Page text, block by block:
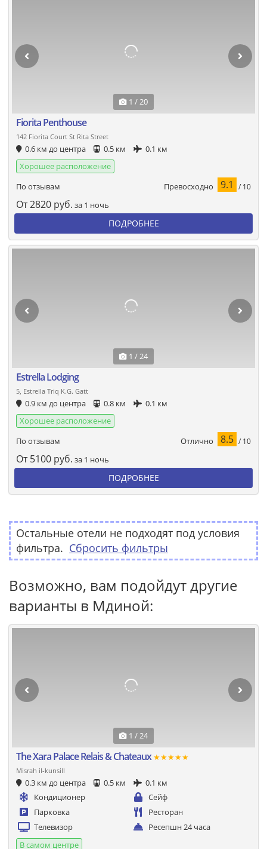
1 / 20
Fiorita Penthouse
142 Fiorita Court St Rita Street
0.6 км до центра 0.5 км
0.1 км
Хорошее расположение
По отзывам
Превосходно 9.1 / 10
От2820 руб. за 1 ночь
ПОДРОБНЕЕ
1 / 24
Estrella Lodging
5, Estrella Triq K.G. Gatt
0.9 км до центра 0.8 км
0.1 км
Хорошее расположение
По отзывам
Отлично 8.5 / 10
От 5100 руб. за 1 ночь
ПОДРОБНЕЕ
Остальные отели не подходят под условия
фильтра. Сбросить фильтры
Возможно, вам подойдут другие
варианты в Мдиной:
1 / 24
The Xara Palace Relais & Chateaux★★★★★
Misrah il-kunsill
0.3 км до центра 0.5 км
0.1 км
Кондиционер
Сейф
Парковка
Ресторан
Телевизор
Ресепшн 24 часа
В самом центре